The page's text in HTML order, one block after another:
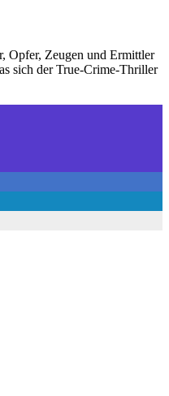
Opfer, Zeugen und Ermittler
sich der True-Crime-Thriller